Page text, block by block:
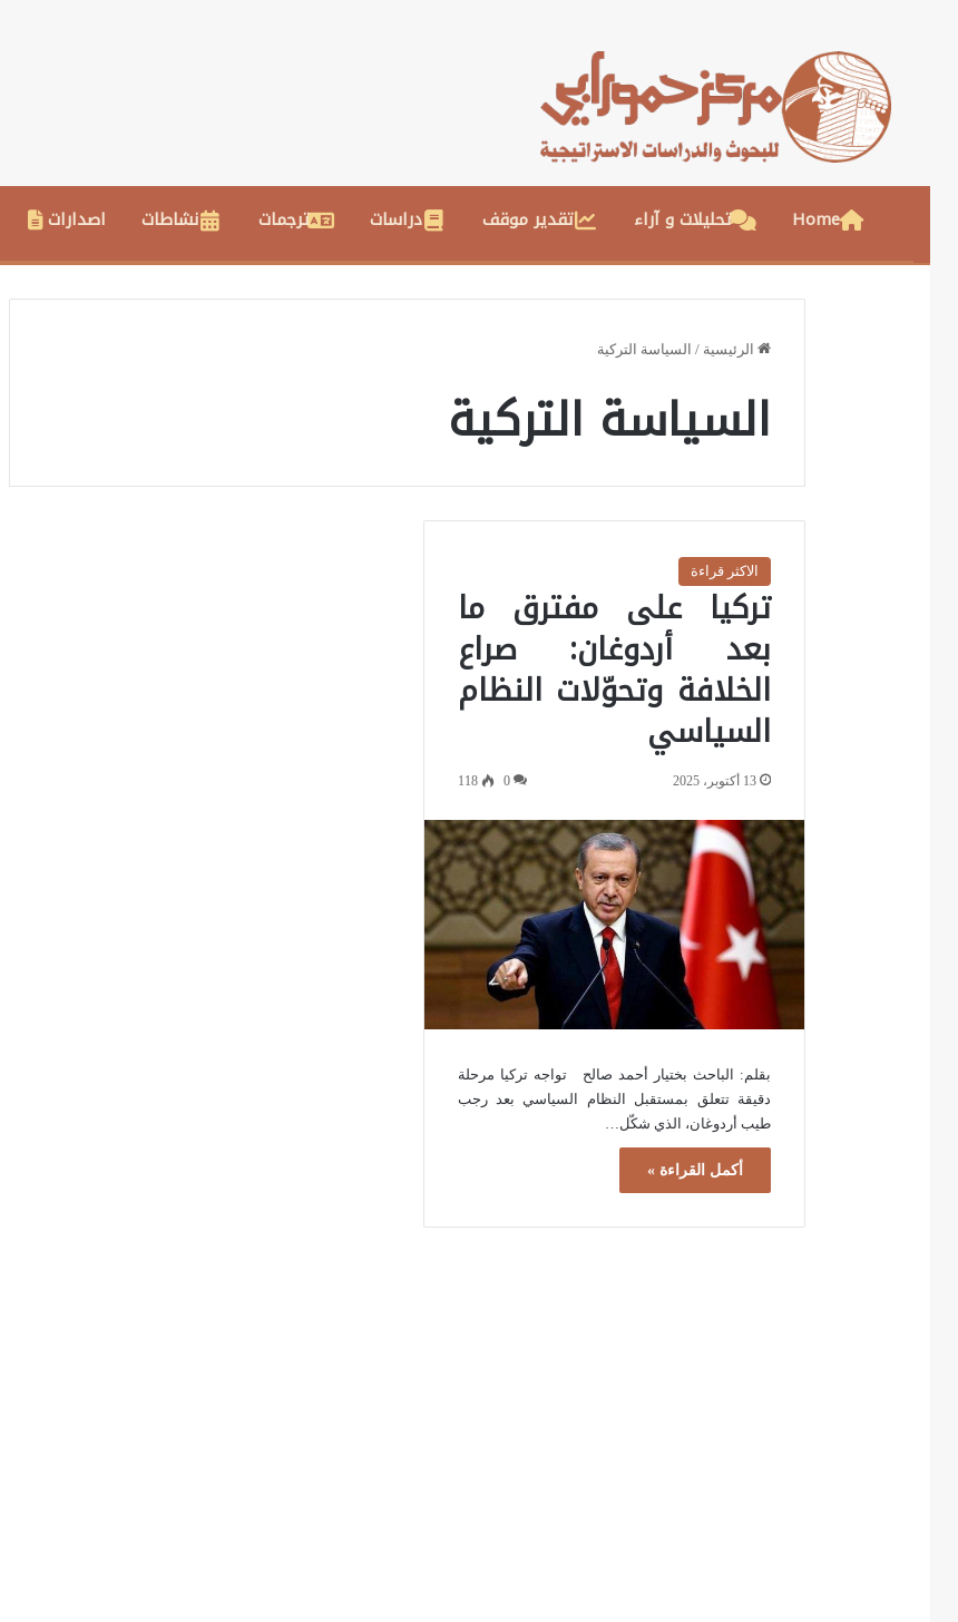
Home تحليلات و آراء تقدير موقف دراسات ترجمات نشاطات اصدارات
الرئيسية / السياسة التركية
السياسة التركية
الاكثر قراءة
تركيا على مفترق ما
بعد أردوغان: صراع
الخلافة وتحوّلات النظام
السياسي
13 أكتوبر، 2025 0
118
بقلم: الباحث بختيار أحمد صالح تواجه تركيا مرحلة
دقيقة تتعلق بمستقبل النظام السياسي بعد رجب
طيب أردوغان، الذي شكّل…
أكمل القراءة »